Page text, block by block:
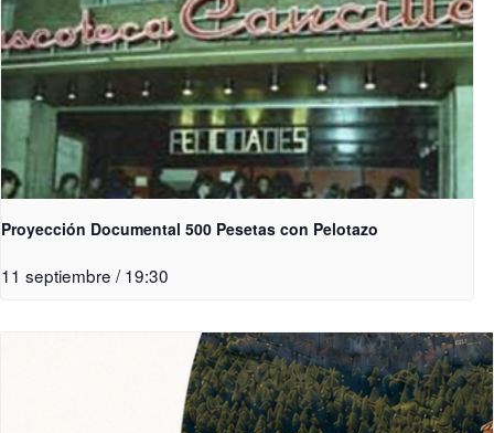
Proyección Documental 500 Pesetas con Pelotazo
11 septiembre / 19:30